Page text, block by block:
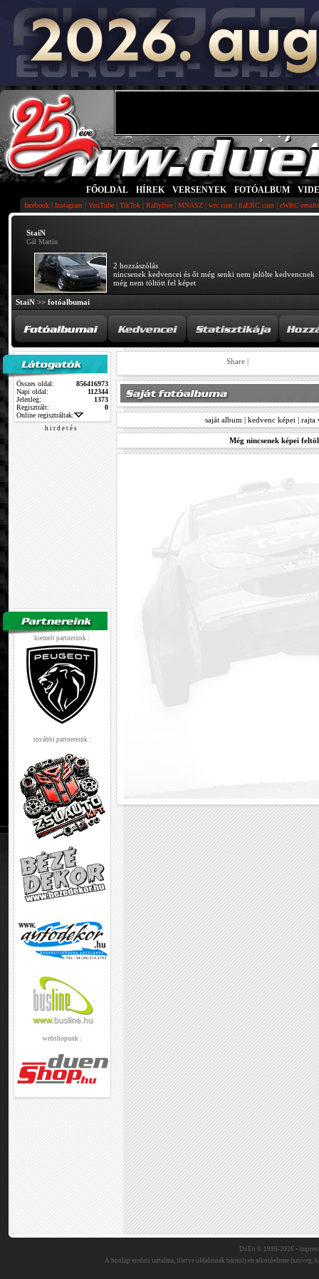
FŐOLDAL HÍREK VERSENYEK FOTÓALBUM
facebook | Instagram | YouTube | TikTok | Rallylive | MNASZ | wrc.com | fiaERC.com | eWRC-
StaiN
Gál Martin
2 hozzászólás
nincsenek kedvencei és őt még senki nem jelölte kedvencnek
még nem töltött fel képet
StaiN >> fotóalbumai
Összes oldal:
856416973
Napi oldal:
112344
Jelenleg:
1373
Regisztrált:
0
Online regisztráltak:
h i r d e t é s
kiemelt partnerünk :
további partnereink :
webshopunk :
Share |
saját album |kedvenc képei |rajta
Még nincsenek képei
DuEn © 1999-2026 •
A honlap eredeti tartalma, illetve oldalainak bármilyen alkotóeleme (szöveg,